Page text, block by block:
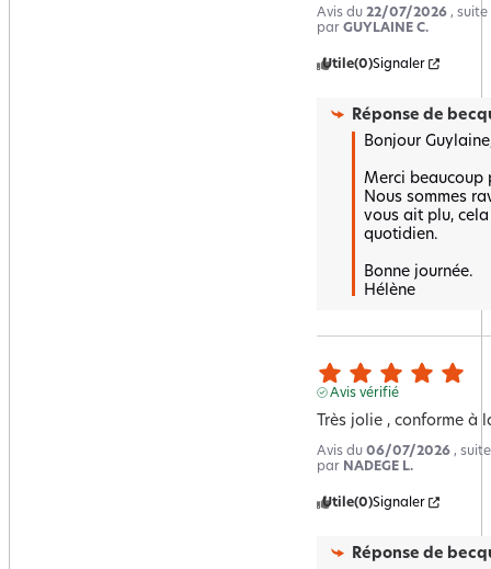
Avis du 22/07/2026 , suite
par GUYLAINE C.
Utile(0)Signaler
Réponse de
Bonjour
Merci
Nous sommes
vous ait plu,
quotidien.
Bonne journée.
Hélène
Avis vérifié
Très jolie , conforme à
Avis du 06/07/2026 ,
par NADEGE L.
Utile(0)Signaler
Réponse de